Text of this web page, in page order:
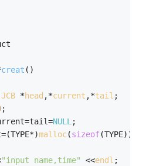
creat ()
JCB *head ,*current ,*tail ;
;
NULL;
malloc(sizeof(TYPE));
"input name,time" <<endl ;